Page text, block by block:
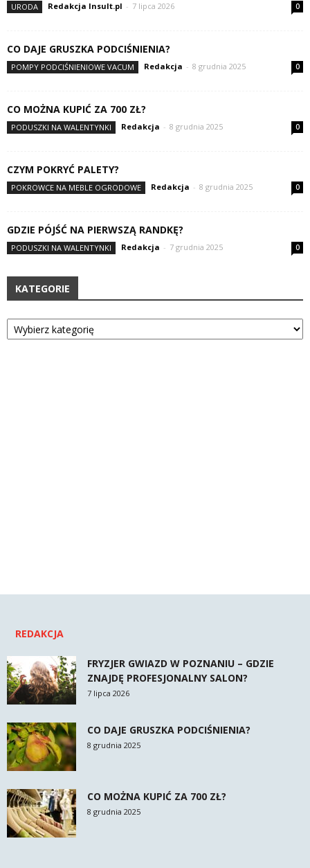
URODA Redakcja Insult.pl - 7 lipca 2026 0
CO DAJE GRUSZKA PODCIŚNIENIA?
POMPY PODCIŚNIENIOWE VACUM Redakcja - 8 grudnia 2025 0
CO MOŻNA KUPIĆ ZA 700 ZŁ?
PODUSZKI NA WALENTYNKI Redakcja - 8 grudnia 2025 0
CZYM POKRYĆ PALETY?
POKROWCE NA MEBLE OGRODOWE Redakcja - 8 grudnia 2025 0
GDZIE PÓJŚĆ NA PIERWSZĄ RANDKĘ?
PODUSZKI NA WALENTYNKI Redakcja - 7 grudnia 2025 0
KATEGORIE
Kategorie
REDAKCJA
FRYZJER GWIAZD W POZNANIU – GDZIE
ZNAJDĘ PROFESJONALNY SALON?
7 lipca 2026
CO DAJE GRUSZKA PODCIŚNIENIA?
8 grudnia 2025
CO MOŻNA KUPIĆ ZA 700 ZŁ?
8 grudnia 2025